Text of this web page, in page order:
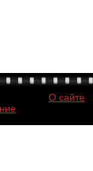
О сайте